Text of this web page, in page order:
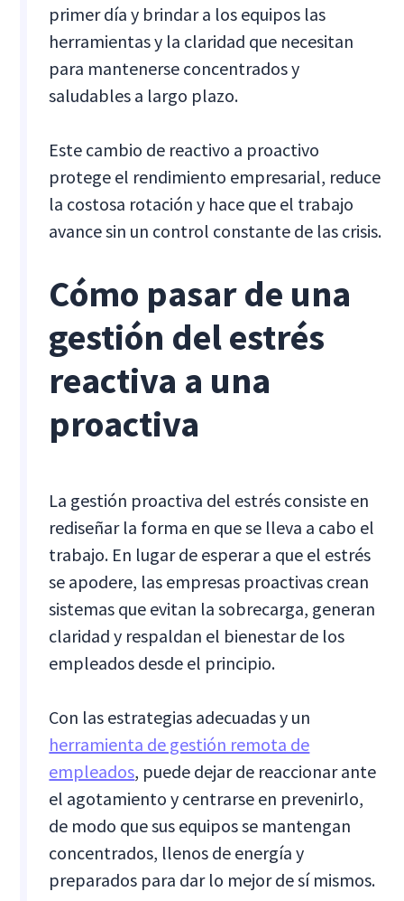
primer día y brindar a los equipos las
herramientas y la claridad que necesitan
para mantenerse concentrados y
saludables a largo plazo.
Este cambio de reactivo a proactivo
protege el rendimiento empresarial, reduce
la costosa rotación y hace que el trabajo
avance sin un control constante de las crisis.
Cómo pasar de una
gestión del estrés
reactiva a una
proactiva
La gestión proactiva del estrés consiste en
rediseñar la forma en que se lleva a cabo el
trabajo. En lugar de esperar a que el estrés
se apodere, las empresas proactivas crean
sistemas que evitan la sobrecarga, generan
claridad y respaldan el bienestar de los
empleados desde el principio.
Con las estrategias adecuadas y un
herramienta de gestión remota de
empleados, puede dejar de reaccionar ante
el agotamiento y centrarse en prevenirlo,
de modo que sus equipos se mantengan
concentrados, llenos de energía y
preparados para dar lo mejor de sí mismos.